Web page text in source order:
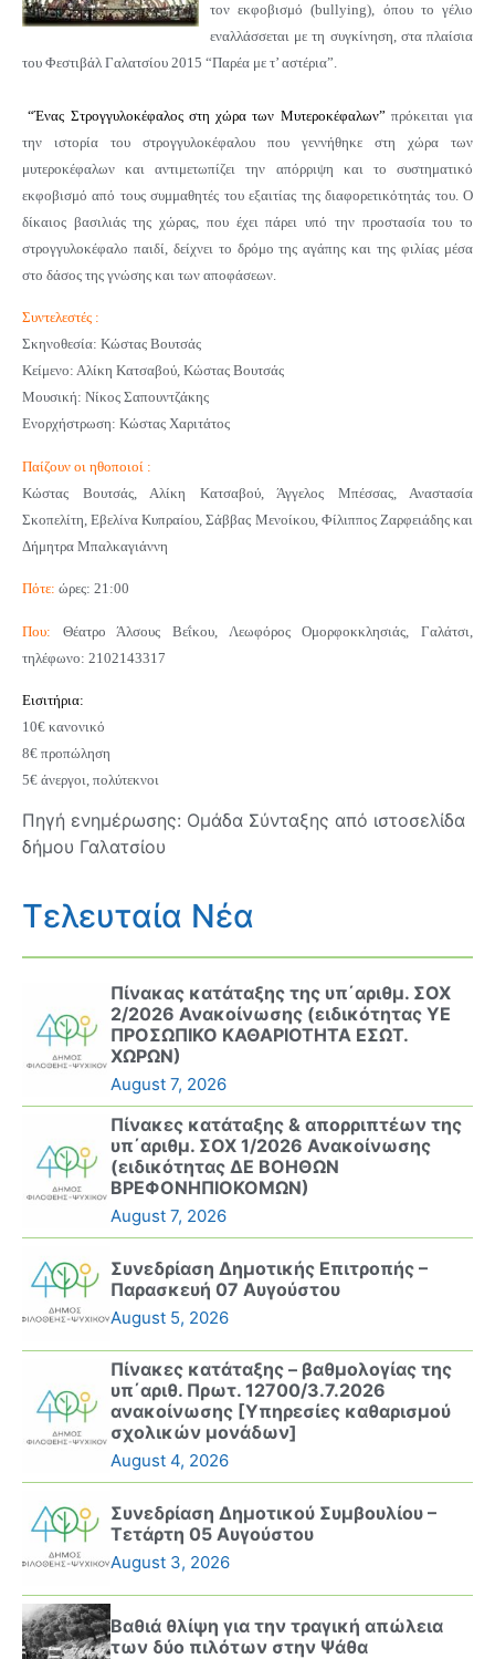
τον εκφοβισμό (bullying), όπου το γέλιο
εναλλάσσεται με τη συγκίνηση, στα πλαίσια
του Φεστιβάλ Γαλατσίου 2015 “Παρέα με τ’ αστέρια”.
“Ένας Στρογγυλοκέφαλος στη χώρα των Μυτεροκέφαλων” πρόκειται για
την ιστορία του στρογγυλοκέφαλου που γεννήθηκε στη χώρα των
μυτεροκέφαλων και αντιμετωπίζει την απόρριψη και το συστηματικό
εκφοβισμό από τους συμμαθητές του εξαιτίας της διαφορετικότητάς του. Ο
δίκαιος βασιλιάς της χώρας, που έχει πάρει υπό την προστασία του το
στρογγυλοκέφαλο παιδί, δείχνει το δρόμο της αγάπης και της φιλίας μέσα
στο δάσος της γνώσης και των αποφάσεων.
Συντελεστές :
Σκηνοθεσία: Κώστας Βουτσάς
Κείμενο: Αλίκη Κατσαβού, Κώστας Βουτσάς
Μουσική: Νίκος Σαπουντζάκης
Ενορχήστρωση: Κώστας Χαριτάτος
Παίζουν οι ηθοποιοί :
Κώστας Βουτσάς, Αλίκη Κατσαβού, Άγγελος Μπέσσας, Αναστασία
Σκοπελίτη, Εβελίνα Κυπραίου, Σάββας Μενοίκου, Φίλιππος Ζαρφειάδης και
Δήμητρα Μπαλκαγιάννη
Πότε: ώρες: 21:00
Που: Θέατρο Άλσους Βεΐκου, Λεωφόρος Ομορφοκκλησιάς, Γαλάτσι,
τηλέφωνο: 2102143317
Εισιτήρια:
10€ κανονικό
8€ προπώληση
5€ άνεργοι, πολύτεκνοι
Πηγή ενημέρωσης: Ομάδα Σύνταξης από ιστοσελίδα
δήμου Γαλατσίου
Τελευταία Νέα
Πίνακας κατάταξης της υπ΄αριθμ. ΣΟΧ
2/2026 Ανακοίνωσης (ειδικότητας ΥΕ
ΠΡΟΣΩΠΙΚΟ ΚΑΘΑΡΙΟΤΗΤΑ ΕΣΩΤ.
ΧΩΡΩΝ)
August 7, 2026
Πίνακες κατάταξης & απορριπτέων της
υπ΄αριθμ. ΣΟΧ 1/2026 Ανακοίνωσης
(ειδικότητας ΔΕ ΒΟΗΘΩΝ
ΒΡΕΦΟΝΗΠΙΟΚΟΜΩΝ)
August 7, 2026
Συνεδρίαση Δημοτικής Επιτροπής –
Παρασκευή 07 Αυγούστου
August 5, 2026
Πίνακες κατάταξης – βαθμολογίας της
υπ΄αριθ. Πρωτ. 12700/3.7.2026
ανακοίνωσης [Υπηρεσίες καθαρισμού
σχολικών μονάδων]
August 4, 2026
Συνεδρίαση Δημοτικού Συμβουλίου –
Τετάρτη 05 Αυγούστου
August 3, 2026
Βαθιά θλίψη για την τραγική απώλεια
των δύο πιλότων στην Ψάθα